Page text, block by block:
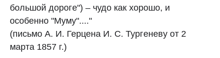
большой дороге") – чудо как хорошо, и
особенно "Муму"...."
(письмо А. И. Герцена И. С. Тургеневу от 2
марта 1857 г.)